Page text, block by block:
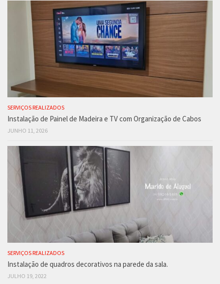
SERVIÇOS REALIZADOS
Instalação de Painel de Madeira e TV com Organização de Cabos
JUNHO 11, 2026
SERVIÇOS REALIZADOS
Instalação de quadros decorativos na parede da sala.
JULHO 19, 2022